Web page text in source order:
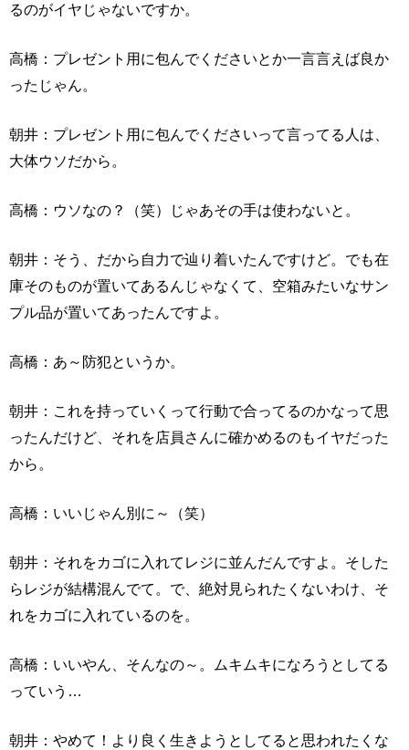
るのがイヤじゃないですか。
高橋：プレゼント用に包んでくださいとか一言言えば良か
ったじゃん。
朝井：プレゼント用に包んでくださいって言ってる人は、
大体ウソだから。
高橋：ウソなの？（笑）じゃあその手は使わないと。
朝井：そう、だから自力で辿り着いたんですけど。でも在
庫そのものが置いてあるんじゃなくて、空箱みたいなサン
プル品が置いてあったんですよ。
高橋：あ～防犯というか。
朝井：これを持っていくって行動で合ってるのかなって思
ったんだけど、それを店員さんに確かめるのもイヤだった
から。
高橋：いいじゃん別に～（笑）
朝井：それをカゴに入れてレジに並んだんですよ。そした
らレジが結構混んでて。で、絶対見られたくないわけ、そ
れをカゴに入れているのを。
高橋：いいやん、そんなの～。ムキムキになろうとしてる
っていう…
朝井：やめて！より良く生きようとしてると思われたくな